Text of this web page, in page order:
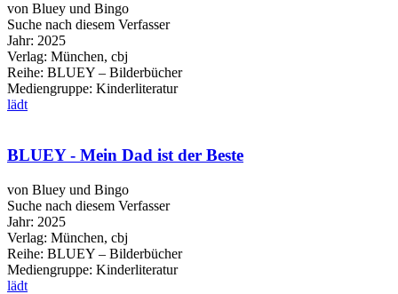
von Bluey und Bingo
Suche nach diesem Verfasser
Jahr: 2025
Verlag: München, cbj
Reihe: BLUEY – Bilderbücher
Mediengruppe: Kinderliteratur
lädt
BLUEY - Mein Dad ist der Beste
von Bluey und Bingo
Suche nach diesem Verfasser
Jahr: 2025
Verlag: München, cbj
Reihe: BLUEY – Bilderbücher
Mediengruppe: Kinderliteratur
lädt